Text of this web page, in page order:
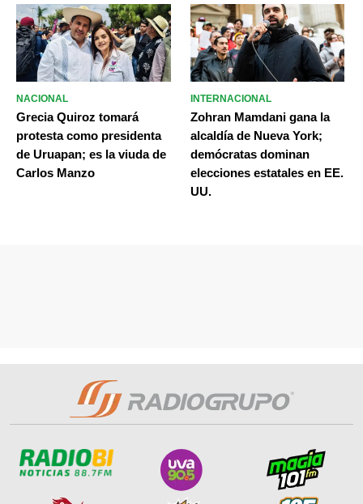
NACIONAL
Grecia Quiroz tomará
protesta como presidenta
de Uruapan; es la viuda de
Carlos Manzo
INTERNACIONAL
Zohran Mamdani gana la
alcaldía de Nueva York;
demócratas dominan
elecciones estatales en EE.
UU.